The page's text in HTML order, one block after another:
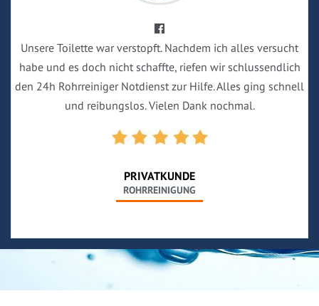
Unsere Toilette war verstopft. Nachdem ich alles versucht
habe und es doch nicht schaffte, riefen wir schlussendlich
den 24h Rohrreiniger Notdienst zur Hilfe. Alles ging schnell
und reibungslos. Vielen Dank nochmal.
PRIVATKUNDE
ROHRREINIGUNG